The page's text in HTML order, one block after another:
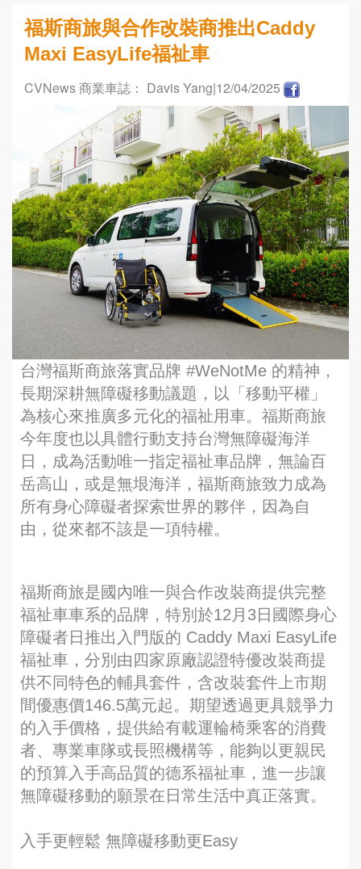
福斯商旅與合作改裝商推出Caddy
Maxi EasyLife福祉車
CVNews 商業車誌： Davis Yang|12/04/2025
台灣福斯商旅落實品牌 #WeNotMe 的精神，
長期深耕無障礙移動議題，以「移動平權」
為核心來推廣多元化的福祉用車。福斯商旅
今年度也以具體行動支持台灣無障礙海洋
日，成為活動唯一指定福祉車品牌，無論百
岳高山，或是無垠海洋，福斯商旅致力成為
所有身心障礙者探索世界的夥伴，因為自
由，從來都不該是一項特權。
福斯商旅是國內唯一與合作改裝商提供完整
福祉車車系的品牌，特別於12月3日國際身心
障礙者日推出入門版的 Caddy Maxi EasyLife
福祉車，分別由四家原廠認證特優改裝商提
供不同特色的輔具套件，含改裝套件上市期
間優惠價146.5萬元起。期望透過更具競爭力
的入手價格，提供給有載運輪椅乘客的消費
者、專業車隊或長照機構等，能夠以更親民
的預算入手高品質的德系福祉車，進一步讓
無障礙移動的願景在日常生活中真正落實。
入手更輕鬆 無障礙移動更Easy